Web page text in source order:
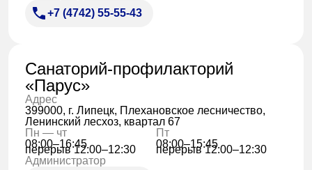
+7 (4742) 55-55-43
Санаторий-профилакторий
«Парус»
Адрес
399000, г. Липецк, Плехановское лесничество,
Ленинский лесхоз, квартал 67
Пн — чт
08:00–16:45
перерыв 12:00–12:30
Пт
08:00–15:45
перерыв 12:00–12:30
Администратор